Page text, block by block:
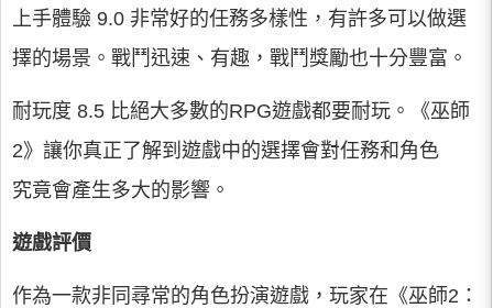
上手體驗 9.0 非常好的任務多樣性，有許多可以做選
擇的場景。戰鬥迅速、有趣，戰鬥獎勵也十分豐富。
耐玩度 8.5 比絕大多數的RPG遊戲都要耐玩。《巫師
2》讓你真正了解到遊戲中的選擇會對任務和角色
究竟會產生多大的影響。
遊戲評價
作為一款非同尋常的角色扮演遊戲，玩家在《巫師2：